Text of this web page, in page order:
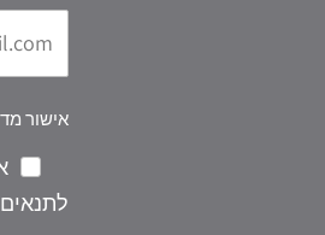
אישור